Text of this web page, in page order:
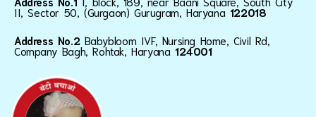
II, Sector 50, (Gurgaon) Gurugram, Haryana 122018
Address No.2 Babybloom IVF, Nursing Home, Civil Rd,
Company Bagh, Rohtak, Haryana124001